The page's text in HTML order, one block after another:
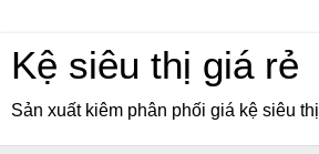
Kệ siêu thị giá rẻ
Sản xuất kiêm phân phối giá kệ siêu thị